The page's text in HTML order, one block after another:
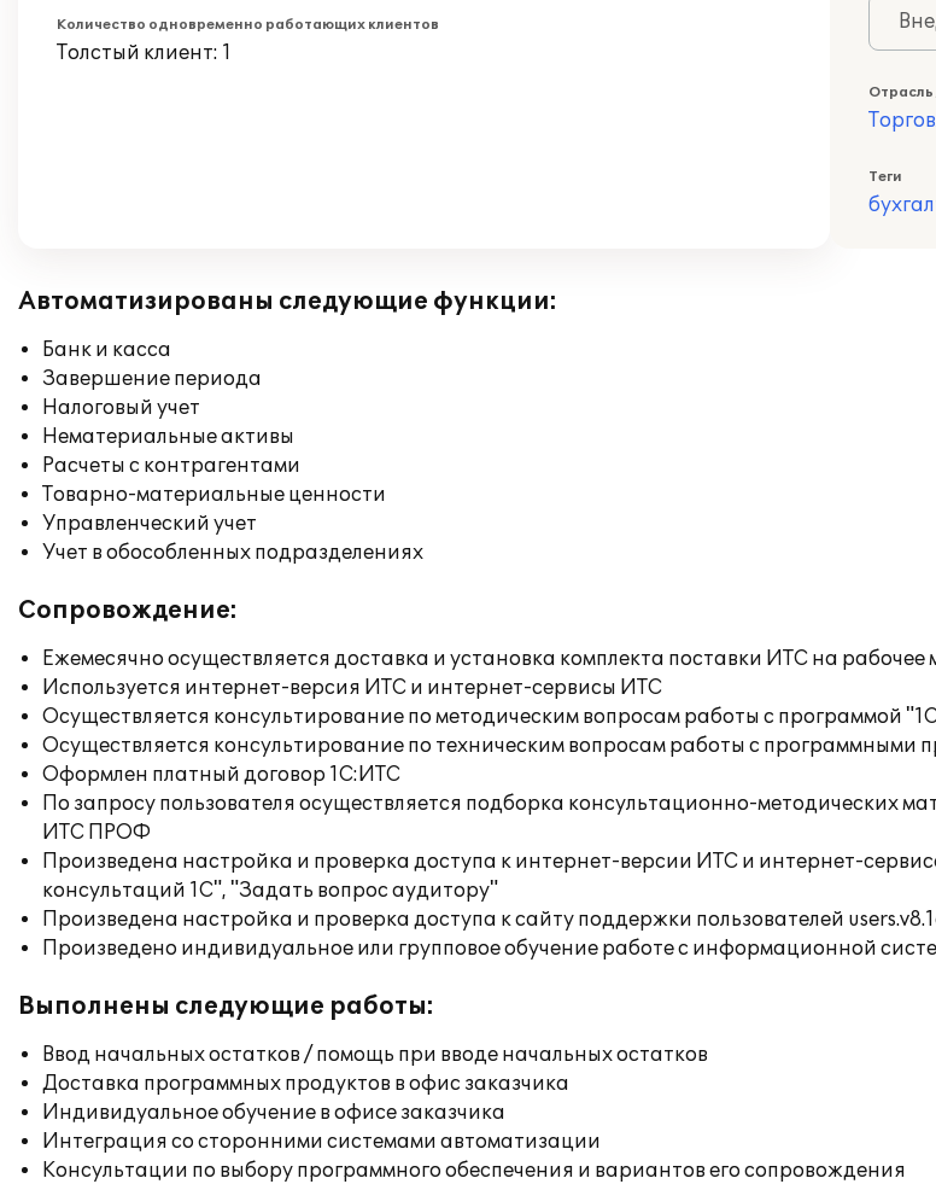
Количество одновременно работающих клиентов
Толстый клиент: 1
Теги
Автоматизированы следующие функции:
Банк и касса
Завершение периода
Налоговый учет
Нематериальные активы
Расчеты с контрагентами
Товарно-материальные ценности
Управленческий учет
Учет в обособленных подразделениях
Сопровождение:
Ежемесячно осуществляется доставка и установка комплекта поставки ИТС на рабочее
Используется интернет-версия ИТС и интернет-сервисы ИТС
Осуществляется консультирование по методическим вопросам работы с программой
Осуществляется консультирование по техническим вопросам работы с программными
Оформлен платный договор 1С:ИТС
По запросу пользователя осуществляется подборка консультационно-методических
ИТС ПРОФ
Произведена настройка и проверка доступа к интернет-версии ИТС и интернет-
консультаций 1С", "Задать вопрос аудитору"
Произведена настройка и проверка доступа к сайту поддержки пользователей
Произведено индивидуальное или групповое обучение работе с информационной
Выполнены следующие работы:
Ввод начальных остатков / помощь при вводе начальных остатков
Доставка программных продуктов в офис заказчика
Индивидуальное обучение в офисе заказчика
Интеграция со сторонними системами автоматизации
Консультации по выбору программного обеспечения и вариантов его сопровождения